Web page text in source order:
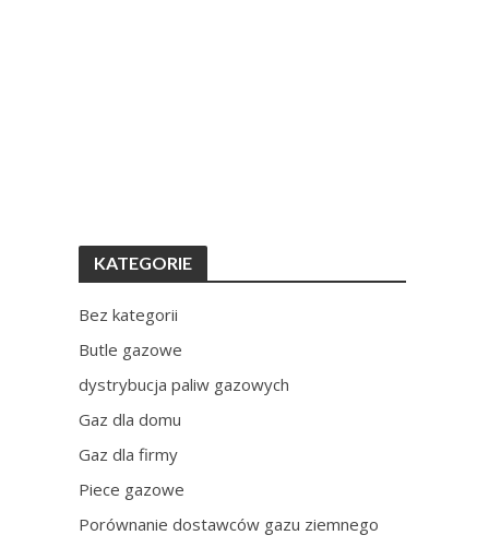
KATEGORIE
Bez kategorii
Butle gazowe
dystrybucja paliw gazowych
Gaz dla domu
Gaz dla firmy
Piece gazowe
Porównanie dostawców gazu ziemnego